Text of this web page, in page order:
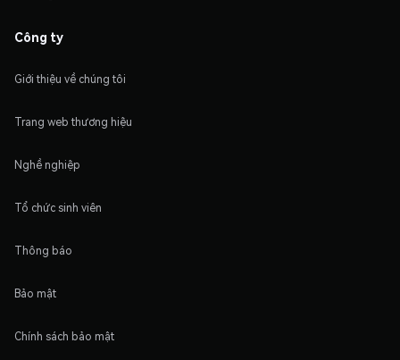
Công ty
Giới thiệu về chúng tôi
Trang web thương hiệu
Nghề nghiệp
Tổ chức sinh viên
Thông báo
Bảo mật
Chính sách bảo mật